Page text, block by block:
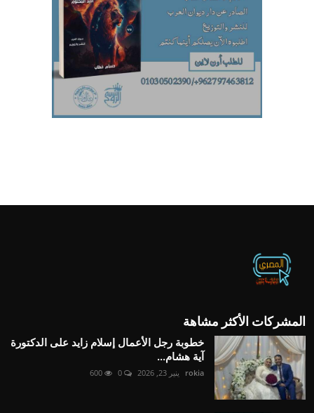
المشركات الأكثر مشاهة
خطوبة رجل الأعمال إسلام زايد على الدكتورة
آية هشام...
rokia ينير 23, 2026